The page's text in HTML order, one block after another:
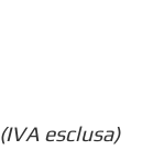
(IVA esclusa)